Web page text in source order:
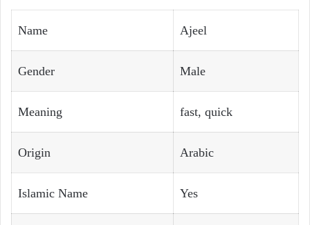
Name Ajeel
Gender Male
Meaning fast, quick
Origin Arabic
Islamic Name Yes